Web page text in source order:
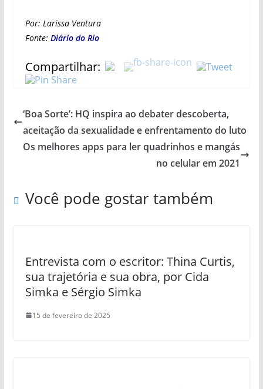
Por: Larissa Ventura
Fonte: Diário do Rio
Compartilhar:
‘Boa Sorte’: HQ inspira ao debater descoberta,
aceitação da sexualidade e enfrentamento do luto
Os melhores apps para ler quadrinhos e mangás
no celular em 2021
Você pode gostar também
Entrevista com o escritor: Thina Curtis,
sua trajetória e sua obra, por Cida
Simka e Sérgio Simka
15 de fevereiro de 2025